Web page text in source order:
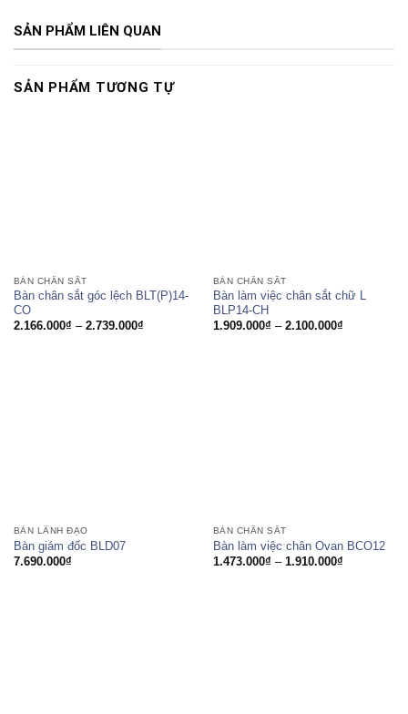
SẢN PHẨM LIÊN QUAN
SẢN PHẨM TƯƠNG TỰ
BÀN CHÂN SẮT
Bàn chân sắt góc lệch BLT(P)14-
CO
2.166.000₫ – 2.739.000₫Khoảng
BÀN CHÂN SẮT
Bàn làm việc chân sắt chữ L
BLP14-CH
1.909.000₫ – 2.100.000₫Khoảng
BÀN LÃNH ĐẠO
Bàn giám đốc BLD07
7.690.000₫
BÀN CHÂN SẮT
Bàn làm việc chân Ovan BCO12
1.473.000₫ – 1.910.000₫Khoảng